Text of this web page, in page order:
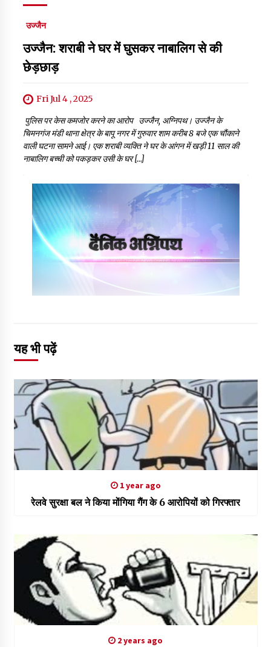
उज्जैन
उज्जैन: शराबी ने घर में घुसकर नाबालिग से की
छेड़छाड़
Fri Jul 4 , 2025
पुलिस पर केस कमजोर करने का आरोप उज्जैन, अग्निपथ। उज्जैन के
चिमनगंज मंडी थाना क्षेत्र के बापू नगर में गुरुवार शाम करीब 8 बजे एक चौंकाने
वाली घटना सामने आई। एक शराबी व्यक्ति ने घर के आंगन में खड़ी 11 साल की
नाबालिग बच्ची को पकड़कर उसी के घर […]
यह भी पढ़ें
1 year ago
रेलवे सुरक्षा बल ने किया मोंगिया गैंग के 6 आरोपियों को गिरफ्तार
2 years ago